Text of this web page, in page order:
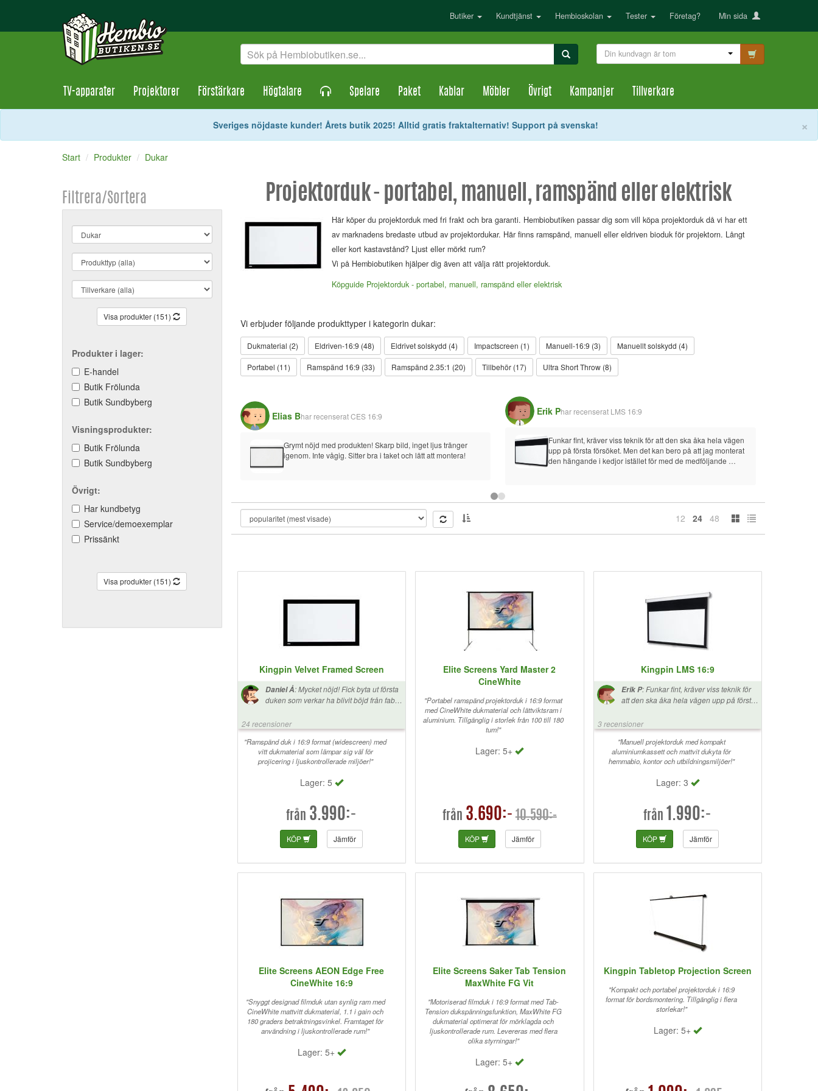
Butiker Kundtjänst Hembioskolan Tester Företag? Min sida
Din kundvagn är tom
TV-apparater Projektorer Förstärkare Högtalare Spelare Paket Kablar Möbler Övrigt Kampanjer Tillverkare
×
Sveriges nöjdaste kunder! Årets butik 2025! Alltid gratis fraktalternativ! Support på svenska!
Start Produkter Dukar
Filtrera/Sortera
Visa produkter (151)
Produkter i lager:
E-handel
Butik Frölunda
Butik Sundbyberg
Visningsprodukter:
Butik Frölunda
Butik Sundbyberg
Övrigt:
Har kundbetyg
Service/demoexemplar
Prissänkt
Visa produkter (151)
Projektorduk - portabel, manuell, ramspänd eller elektrisk
Här köper du projektorduk med fri frakt och bra garanti. Hembiobutiken passar dig som vill köpa projektorduk då vi har ett
av marknadens bredaste utbud av projektordukar. Här finns ramspänd, manuell eller eldriven bioduk för projektorn. Långt
eller kort kastavstånd? Ljust eller mörkt rum?
Vi på Hembiobutiken hjälper dig även att välja rätt projektorduk.
Köpguide Projektorduk - portabel, manuell, ramspänd eller elektrisk
Vi erbjuder följande produkttyper i kategorin dukar:
Dukmaterial (2) Eldriven-16:9 (48) Eldrivet solskydd (4) Impactscreen (1) Manuell-16:9 (3) Manuellt solskydd (4)
Portabel (11) Ramspänd 16:9 (33) Ramspänd 2.35:1 (20) Tillbehör (17) Ultra Short Throw (8)
Elias Bhar recenseratCES 16:9
Grymt nöjd med produkten! Skarp bild, inget ljus tränger
igenom. Inte vågig. Sitter bra i taket och lätt att montera!
Erik Phar recenserat LMS 16:9
Funkar fint, kräver viss teknik för att den ska åka hela vägen
upp på första försöket. Men det kan bero på att jag monterat
den hängande i kedjor istället för med de medföljande
12 24 48
Kingpin Velvet Framed Screen
Daniel Å: Mycket nöjd! Fick byta ut första
duken som verkar ha blivit böjd från fabrik
Hembiobutiken och Kingpin bytte ut
duken på direkten. 🙏
24 recensioner
"Ramspänd duk i 16:9 format (widescreen) med
vitt dukmaterial som lämpar sig väl för
projicering i ljuskontrollerade miljöer!"
Lager: 5
från 3.990:-
KÖP Jämför
Elite Screens Yard Master 2
CineWhite
"Portabel ramspänd projektorduk i 16:9 format
med CineWhite dukmaterial och lättviktsram i
aluminium. Tillgänglig i storlek från 100 till 180
tum!"
Lager: 5+
från 3.690:- 10.590:-
KÖP Jämför
Kingpin LMS 16:9
Erik P: Funkar fint, kräver viss teknik för
att den ska åka hela vägen upp på första
monterat den hängande i kedjor istället
för med de medföljande fästena (Har högt
till tak). Bilden är utmärkt men det är väl
mest tack vara projektorn.
3 recensioner
"Manuell projektorduk med kompakt
aluminiumkassett och mattvit dukyta för
hemmabio, kontor och utbildningsmiljöer!"
Lager: 3
från 1.990:-
KÖP Jämför
Elite Screens AEON Edge Free
CineWhite 16:9
"Snyggt designad filmduk utan synlig ram med
CineWhite mattvitt dukmaterial, 1.1 i gain och
180 graders betraktningsvinkel. Framtaget för
användning i ljuskontrollerade rum!"
Lager: 5+
Elite Screens Saker Tab Tension
MaxWhite FG Vit
"Motoriserad filmduk i 16:9 format med Tab-
Tension dukspänningsfunktion, MaxWhite FG
dukmaterial optimerat för mörklagda och
ljuskontrollerade rum. Levereras med flera
olika styrningar!"
Lager: 5+
Kingpin Tabletop Projection Screen
"Kompakt och portabel projektorduk i 16:9
format för bordsmontering. Tillgänglig i flera
storlekar!"
Lager: 5+